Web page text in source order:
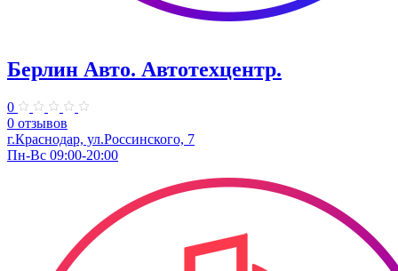
Берлин Авто. ​Автотехцентр.
0
0 отзывов
г.Краснодар, ул.Россинского, 7
Пн-Вс 09:00-20:00